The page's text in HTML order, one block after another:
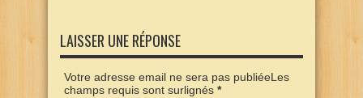
LAISSER UNE RÉPONSE
Votre adresse email ne sera pas publiéeLes
champs requis sont surlignés *